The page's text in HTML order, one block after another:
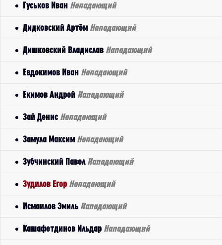
Гуськов Иван Нападающий
Дидковский Артём Нападающий
Дишковский Владислав Нападающий
Евдокимов Иван Нападающий
Екимов Андрей Нападающий
Зай Денис Нападающий
Замула Максим Нападающий
Зубчинский Павел Нападающий
Зудилов Егор Нападающий
Исмаилов Эмиль Нападающий
Кашафетдинов Ильдар Нападающий